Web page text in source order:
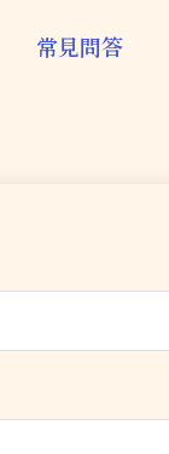
常見問答